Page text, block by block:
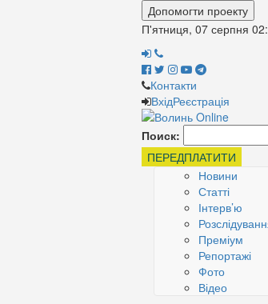
Допомогти проекту
П'ятниця, 07 серпня
Контакти
ВхідРеєстрація
Поиск:
ПЕРЕДПЛАТИТИ
Новини
Статті
Інтерв’ю
Преміум
Репортажі
Фото
Відео